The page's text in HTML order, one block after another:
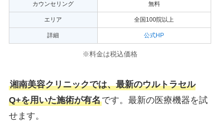
カウンセリング 無料
エリア 全国100院以上
詳細 公式HP
※料金は税込価格
湘南美容クリニックでは、最新のウルトラセル
Q+を用いた施術が有名です。最新の医療機器を試
せます。